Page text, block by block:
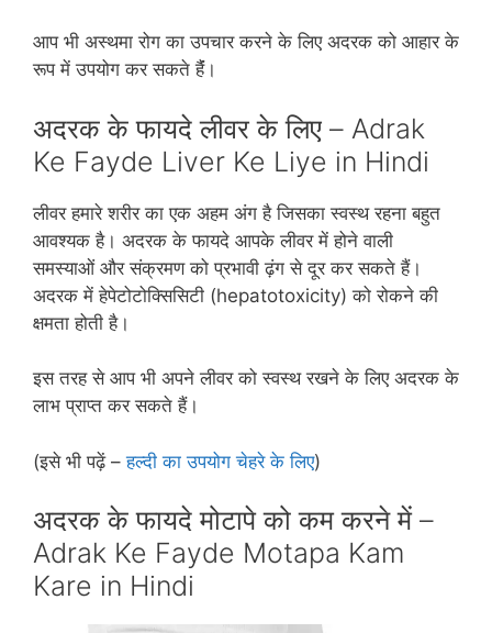
आप भी अस्‍थमा रोग का उपचार करने के लिए अदरक को आहार के
रूप में उपयोग कर सकते हैंं।
अदरक के फायदे लीवर के लिए – Adrak
Ke Fayde Liver Ke Liye in Hindi
लीवर हमारे शरीर का एक अहम अंग है जिसका स्‍वस्‍थ रहना बहुत
आवश्‍यक है। अदरक के फायदे आपके लीवर में होने वाली
समस्‍याओं और संक्रमण को प्रभावी ढ़ंग से दूर कर सकते हैं।
अदरक में हेपेटोटोक्सिसिटी (hepatotoxicity) को रोकने की
क्षमता होती है।
इस तरह से आप भी अपने लीवर को स्‍वस्‍थ रखने के लिए अदरक के
लाभ प्राप्‍त कर सकते हैं।
(इसे भी पढ़ें –हल्‍दी का उपयोग चेहरे के लिए)
अदरक के फायदे मोटापे को कम करने में –
Adrak Ke Fayde Motapa Kam
Kare in Hindi